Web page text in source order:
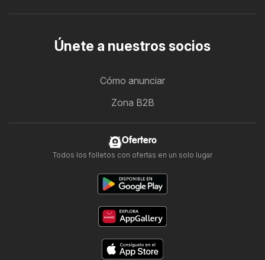
Únete a nuestros socios
Cómo anunciar
Zona B2B
Ofertero
Todos los folletos con ofertas en un solo lugar